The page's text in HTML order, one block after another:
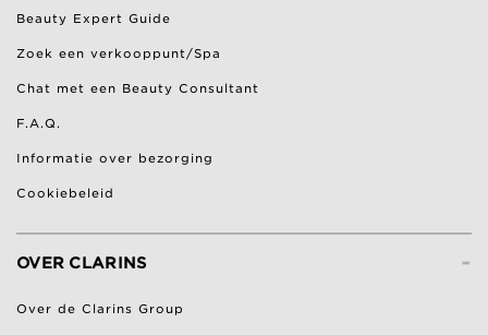
Beauty Expert Guide
Zoek een verkooppunt/Spa
Chat met een Beauty Consultant
F.A.Q.
Informatie over bezorging
Cookiebeleid
-
OVER CLARINS
Over de Clarins Group